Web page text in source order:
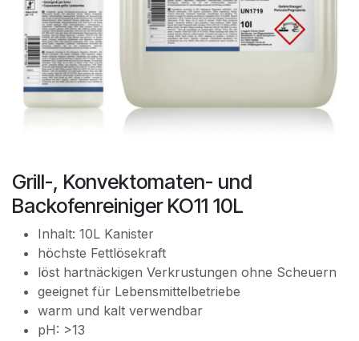
Grill-, Konvektomaten- und
Backofenreiniger KO11 10L
Inhalt: 10L Kanister
höchste Fettlösekraft
löst hartnäckigen Verkrustungen ohne Scheuern
geeignet für Lebensmittelbetriebe
warm und kalt verwendbar
pH: >13